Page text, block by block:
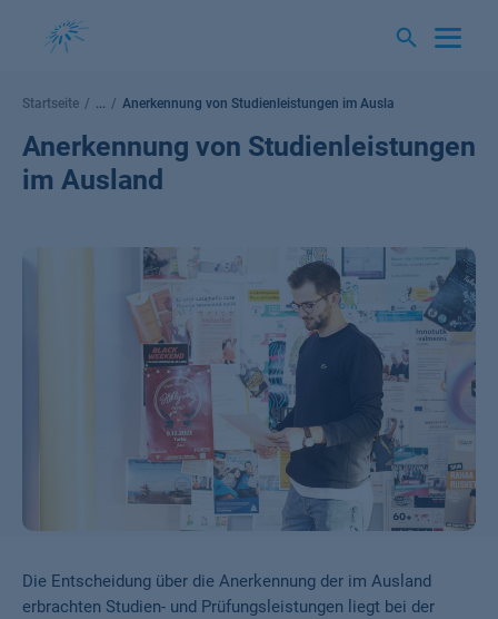
Startseite ... Anerkennung von Studienleistungen im Ausland
Anerkennung von Studienleistungen
im Ausland
Die Entscheidung über die Anerkennung der im Ausland
erbrachten Studien- und Prüfungsleistungen liegt bei der